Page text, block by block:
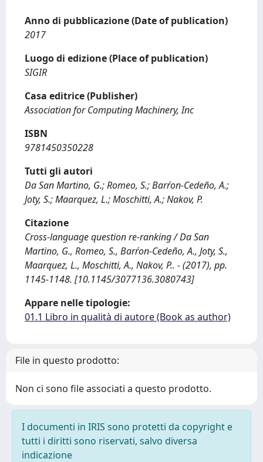
Anno di pubblicazione (Date of publication)
2017
Luogo di edizione (Place of publication)
SIGIR
Casa editrice (Publisher)
Association for Computing Machinery, Inc
ISBN
9781450350228
Tutti gli autori
Da San Martino, G.; Romeo, S.; Barŕon-Cedeño, A.;
Joty, S.; Maarquez, L.; Moschitti, A.; Nakov, P.
Citazione
Cross-language question re-ranking / Da San
Martino, G., Romeo, S., Barŕon-Cedeño, A., Joty, S.,
Maarquez, L., Moschitti, A., Nakov, P.. - (2017), pp.
1145-1148. [10.1145/3077136.3080743]
Appare nelle tipologie:
01.1 Libro in qualità di autore (Book as author)
File in questo prodotto:
Non ci sono file associati a questo prodotto.
I documenti in IRIS sono protetti da copyright e
tutti i diritti sono riservati, salvo diversa
indicazione